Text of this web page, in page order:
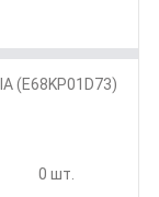
(E68KP01D73)
0 шт.